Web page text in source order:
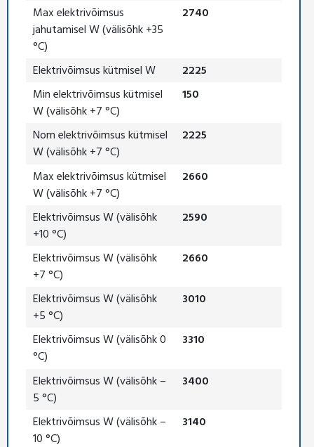
Max elektrivõimsus
jahutamisel W (välisõhk +35
°C)
2740
Elektrivõimsus kütmisel W
2225
Min elektrivõimsus kütmisel
W (välisõhk +7 °C)
150
Nom elektrivõimsus kütmisel
W (välisõhk +7 °C)
2225
Max elektrivõimsus kütmisel
W (välisõhk +7 °C)
2660
Elektrivõimsus W (välisõhk
+10 °C)
2590
Elektrivõimsus W (välisõhk
+7 °C)
2660
Elektrivõimsus W (välisõhk
+5 °C)
3010
Elektrivõimsus W (välisõhk 0
°C)
3310
Elektrivõimsus W (välisõhk –
5 °C)
3400
Elektrivõimsus W (välisõhk –
10 °C)
3140